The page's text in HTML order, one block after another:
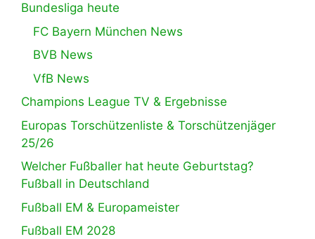
Bundesliga heute
FC Bayern München News
BVB News
VfB News
Champions League TV & Ergebnisse
Europas Torschützenliste & Torschützenjäger
25/26
Welcher Fußballer hat heute Geburtstag?
Fußball in Deutschland
Fußball EM & Europameister
Fußball EM 2028